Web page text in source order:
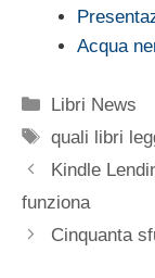
Acqua
Categorie
Libri News
Tag
quali libri
Kindle
funziona
Cinquanta